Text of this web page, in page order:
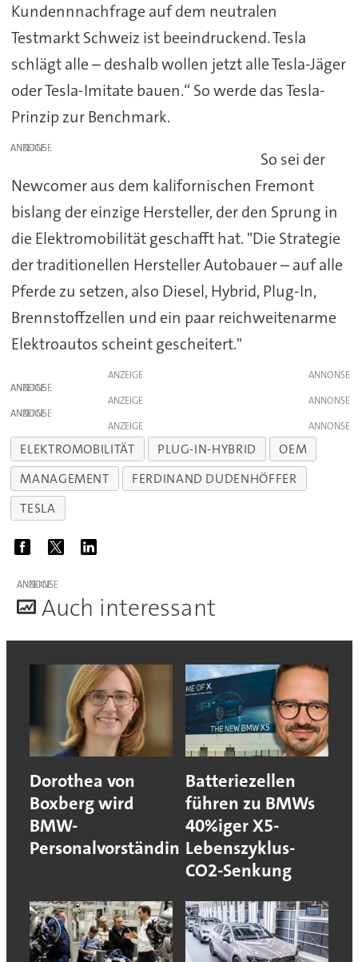
Kundennnachfrage auf dem neutralen
Testmarkt Schweiz ist beeindruckend. Tesla
schlägt alle – deshalb wollen jetzt alle Tesla-Jäger
oder Tesla-Imitate bauen.“ So werde das Tesla-
Prinzip zur Benchmark.
ANZEIGE
So sei der
Newcomer aus dem kalifornischen Fremont
bislang der einzige Hersteller, der den Sprung in
die Elektromobilität geschafft hat. "Die Strategie
der traditionellen Hersteller Autobauer – auf alle
Pferde zu setzen, also Diesel, Hybrid, Plug-In,
Brennstoffzellen und ein paar reichweitenarme
Elektroautos scheint gescheitert."
ANZEIGE
ANZEIGE
ANZEIGE
ANZEIGE
ANZEIGE
ELEKTROMOBILITÄT PLUG-IN-HYBRID
OEM
MANAGEMENT
FERDINAND DUDENHÖFFER
TESLA
ANZEIGE
Auch interessant
Dorothea von
Boxberg wird
BMW-
Personalvorständin
Batteriezellen
führen zu BMWs
40%iger X5-
Lebenszyklus-
CO2-Senkung